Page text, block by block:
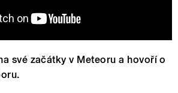
své začátky v Meteoru a hovoří o